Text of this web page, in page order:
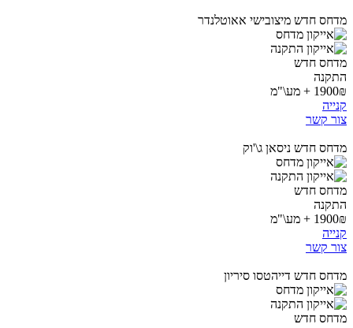
מדחס חדש מיצובישי אאוטלנדר
מדחס חדש
התקנה
1900₪ + מע\"מ
קנייה
צור קשר
מדחס חדש ניסאן ג\'וק
מדחס חדש
התקנה
1900₪ + מע\"מ
קנייה
צור קשר
מדחס חדש דייהטסו סיריון
מדחס חדש